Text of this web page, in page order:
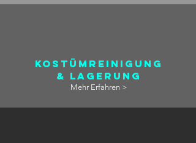
Kostümreinigung
& Lagerung
Mehr Erfahren >